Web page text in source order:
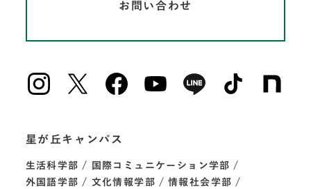
お問い合わせ
星が丘キャンパス
生活科学部
国際コミュニケーション学部
外国語学部
文化情報学部
情報社会学部